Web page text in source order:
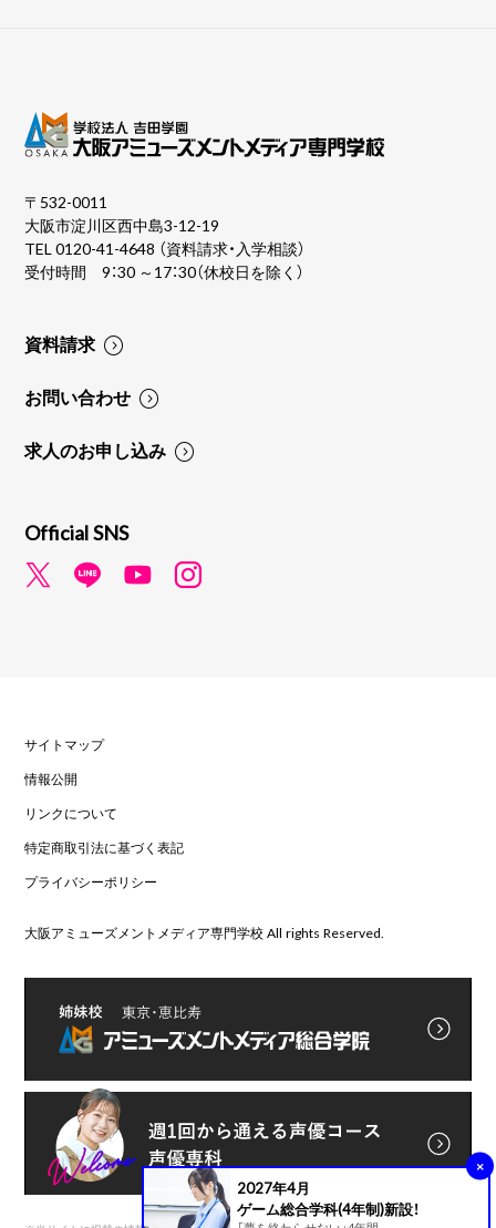
2027年4月
ゲーム総合学科(4年制)新設！
×
〒532-0011
大阪市淀川区西中島3-12-19
TEL0120-41-4648 （資料請求・入学相談）
受付時間 9：30 ～17：30（休校日を除く）
資料請求
お問い合わせ
求人のお申し込み
Official SNS
サイトマップ
情報公開
リンクについて
特定商取引法に基づく表記
プライバシーポリシー
大阪アミューズメントメディア専門学校 All rights Reserved.